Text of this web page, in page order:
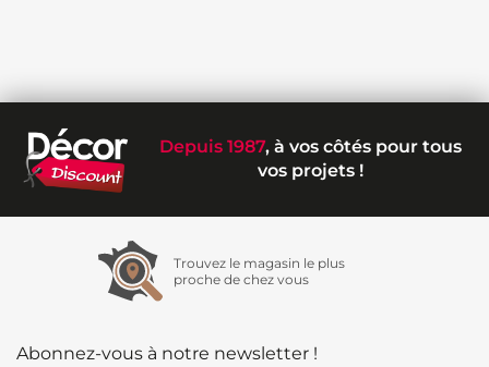
Depuis 1987, à vos côtés pour tous
vos projets !
Trouvez le magasin le plus
proche de chez vous
Abonnez-vous à notre newsletter !